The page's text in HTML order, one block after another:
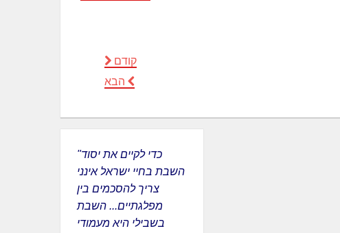
קודם
הבא
"כדי לקיים את יסוד
השבת בחיי ישראל אינני
צריך להסכמים בין
מפלגתיים... השבת
בשבילי היא מעמודי